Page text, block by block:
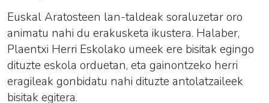
Euskal Aratosteen lan-taldeak soraluzetar oro
animatu nahi du erakusketa ikustera. Halaber,
Plaentxi Herri Eskolako umeek ere bisitak egingo
dituzte eskola orduetan, eta gainontzeko herri
eragileak gonbidatu nahi dituzte antolatzaileek
bisitak egitera.